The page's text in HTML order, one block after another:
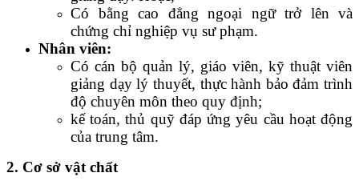
Có bằng cao đẳng ngoại ngữ trở lên và
chứng chỉ nghiệp vụ sư phạm.
Nhân viên:
Có cán bộ quản lý, giáo viên, kỹ thuật viên
giảng dạy lý thuyết, thực hành bảo đảm trình
độ chuyên môn theo quy định;
kế toán, thủ quỹ đáp ứng yêu cầu hoạt động
của trung tâm.
2. Cơ sở vật chất